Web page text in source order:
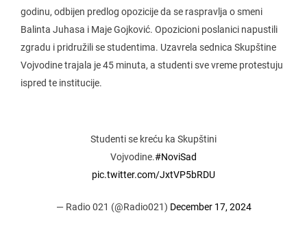
godinu, odbijen predlog opozicije da se raspravlja o smeni
Balinta Juhasa i Maje Gojković. Opozicioni poslanici napustili
zgradu i pridružili se studentima. Uzavrela sednica Skupštine
Vojvodine trajala je 45 minuta, a studenti sve vreme protestuju
ispred te institucije.
Studenti se kreću ka Skupštini
Vojvodine.#NoviSad
pic.twitter.com/JxtVP5bRDU
— Radio 021 (@Radio021) December 17, 2024